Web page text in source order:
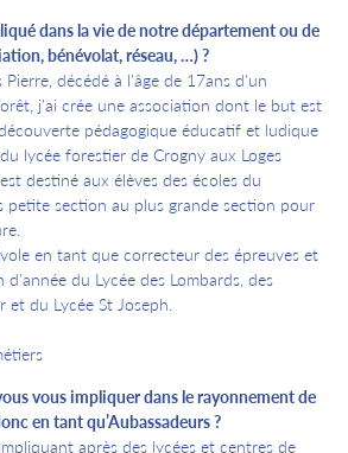
dans la vie de notre département ou de
bénévolat, réseau, …) ?
décédé à l'âge de 17ans d'un
j'ai crée une association dont le but est
pédagogique éducatif et ludique
lycée forestier de Crogny aux Loges
destiné aux élèves des écoles du
petite section au plus grande section pour
en tant que correcteur des épreuves et
du Lycée des Lombards, des
et du Lycée St Joseph.
vous impliquer dans le rayonnement de
en tant qu’Aubassadeurs ?
après des lycées et centres de